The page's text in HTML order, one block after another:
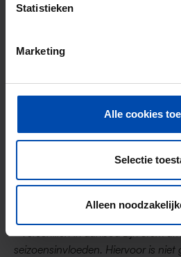
Statistieken
Marketing
Alle cookies
Selectie
Alleen
Type huuraanbod
Alle types
Sociale huur** 30,35
Middenhuur 20,16
Vrije sector 20,78
* Verschillen in aanbod zijn sterk
seizoensinvloeden. Hiervoor is niet